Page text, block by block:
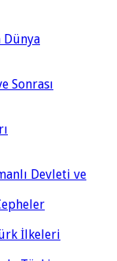
Dünya
Sonrası
Devleti ve
İlkeleri